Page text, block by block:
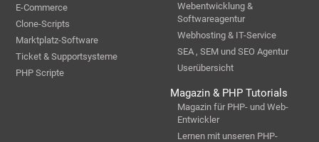
E-Commerce
Clone-Scripts
Marktplatz-Software
Ticket & Supportsysteme
PHP Scripte
Webentwicklung &
Softwareagentur
Webhosting & IT-Service
SEA , SEM und SEO Agentur
Userübersicht
Magazin & PHP Tutorials
Magazin für PHP- und Web-
Entwickler
Lernen mit unseren PHP-